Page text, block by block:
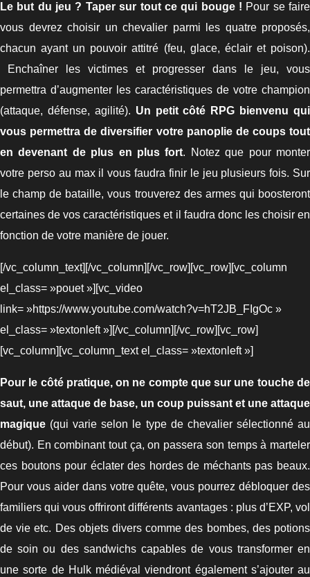
Le but du jeu ? Taper sur tout ce qui bouge ! Pour se faire
vous devrez choisir un chevalier parmi les quatre proposés,
chacun ayant un pouvoir attitré (feu, glace, éclair et poison).
Enchaîner les victimes et progresser dans le jeu, vous
permettra d’augmenter les caractéristiques de votre champion
(attaque, défense, agilité). Un petit côté RPG bienvenu qui
vous permettra de diversifier votre panoplie de coups tout
en devenant de plus en plus fort. Notez que pour monter
votre perso au max il vous faudra finir le jeu plusieurs fois. Sur
le champ de bataille, vous trouverez des armes qui boosteront
certaines de vos caractéristiques et il faudra donc les choisir en
fonction de votre manière de jouer.
[/vc_column_text][/vc_column][/vc_row][vc_row][vc_column
el_class= »pouet »][vc_video
link= »https://www.youtube.com/watch?v=hT2JB_FIgOc »
el_class= »textonleft »][/vc_column][/vc_row][vc_row]
[vc_column][vc_column_text el_class= »textonleft »]
Pour le côté pratique, on ne compte que sur une touche de
saut, une attaque de base, un coup puissant et une attaque
magique (qui varie selon le type de chevalier sélectionné au
début). En combinant tout ça, on passera son temps à marteler
ces boutons pour éclater des hordes de méchants pas beaux.
Pour vous aider dans votre quête, vous pourrez débloquer des
familiers qui vous offriront différents avantages : plus d’EXP, vol
de vie etc. Des objets divers comme des bombes, des potions
de soin ou des sandwichs capables de vous transformer en
une sorte de Hulk médiéval viendront également s’ajouter au